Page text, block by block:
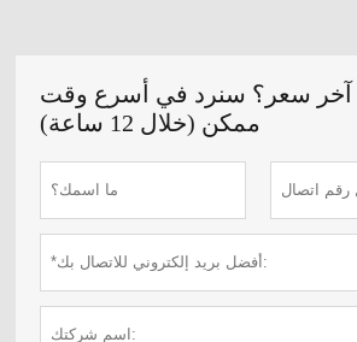
آخر سعر؟ سنرد في أسرع وقت
ممكن (خلال 12 ساعة)